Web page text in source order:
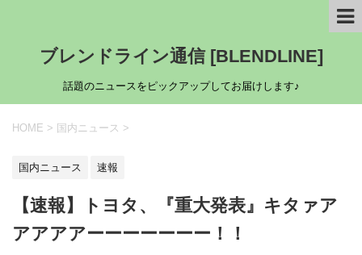
ブレンドライン通信 [BLENDLINE]
話題のニュースをピックアップしてお届けします♪
HOME > 国内ニュース >
国内ニュース 速報
【速報】トヨタ、『重大発表』キタァア
アアアアーーーーーーー！！